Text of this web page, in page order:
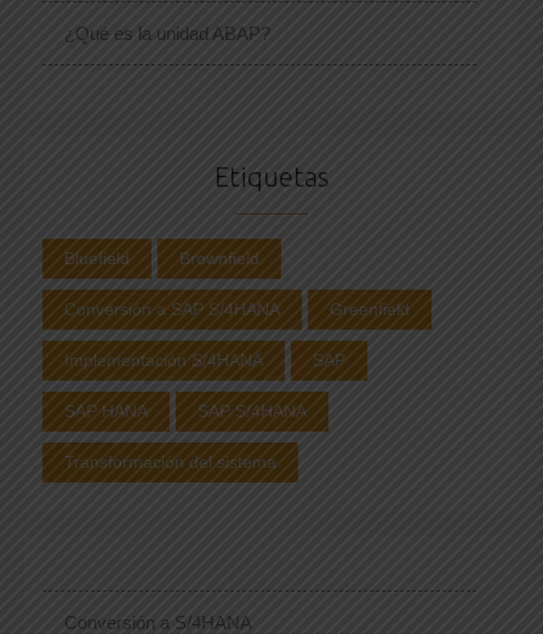
¿Qué es la unidad ABAP?
Etiquetas
Bluefield Brownfield
Conversión a SAP S/4HANA Greenfield
Implementación S/4HANA SAP
SAP HANA SAP S/4HANA
Transformación del sistema
Conversión a S/4HANA